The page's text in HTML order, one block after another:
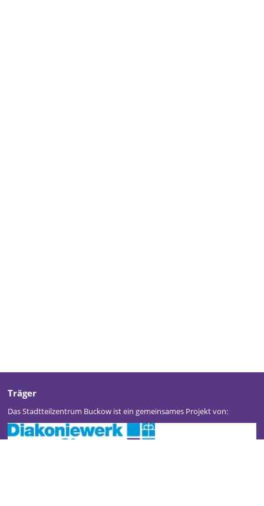
Träger
Das Stadtteilzentrum Buckow ist ein gemeinsames Projekt von: